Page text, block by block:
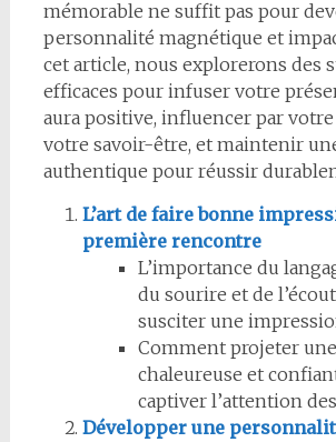
mémorable ne suffit pas pour
personnalité magnétique et
cet article, nous explorerons des
efficaces pour infuser votre
aura positive, influencer par
votre savoir-être, et maintenir
authentique pour réussir
L’art de faire bonne
première rencontre
L’importance du
du sourire et de
susciter une
Comment projeter
chaleureuse et
captiver l’attention
Développer une